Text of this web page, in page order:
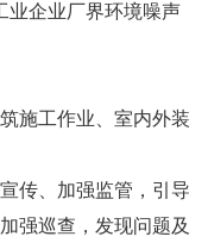
业企业厂界环境噪声
施工作业、室内外装
传、加强监管，引导
强巡查，发现问题及